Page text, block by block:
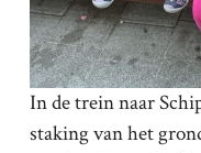
In de trein naar
staking van het